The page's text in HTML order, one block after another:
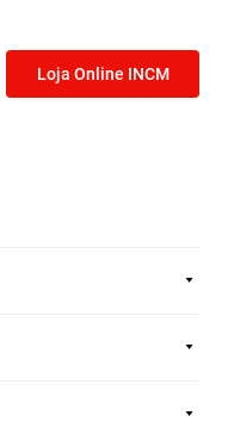
Loja Online INCM